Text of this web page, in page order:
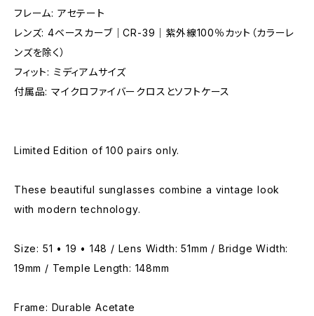
フレーム: アセテート
レンズ: 4ベースカーブ｜CR-39｜紫外線100％カット（カラーレ
ンズを除く）
フィット: ミディアムサイズ
付属品: マイクロファイバークロスとソフトケース
Limited Edition of 100 pairs only.
These beautiful sunglasses combine a vintage look
with modern technology.
Size: 51 • 19 • 148 / Lens Width: 51mm / Bridge Width:
19mm / Temple Length: 148mm
Frame: Durable Acetate